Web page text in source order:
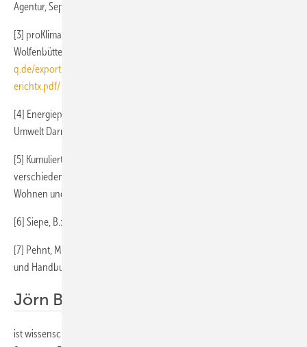
Agentur, September 2012
[3] proKlima / Ostfalia: Verteilnetze bei der Modernisierung. Hannover,
Wolfenbüttel: 2012, Download:
q.de/export/sitesdefault/de/downloads/proKlima_Verteilnetze_xEndb
erichtx.pdf/
[4] Energiepaß Heizung/Warmwasser. Darmstadt: Institut Wohnen und
Umwelt Darmstadt, 1997
[5] Kumulierter Energieaufwand und CO
verschiedener Energieträger und -versorgungen. Darmstadt: Institut
Wohnen und Umwelt, 2009
[6] Siepe, B.: IEKS Stöcken – Wärmeatlas, Endbericht. Hannover: 2013
[7] Pehnt, M. (Hrsg. und diverse Kapitel): Energieeffizienz – ein Lehr-
und Handbuch. Berlin Heidelberg New York Tokyo: Springer, 2010
Jörn Brandes B.Eng.
ist wissenschaftlicher Mitarbeiter im Institut für ­energieoptimierte